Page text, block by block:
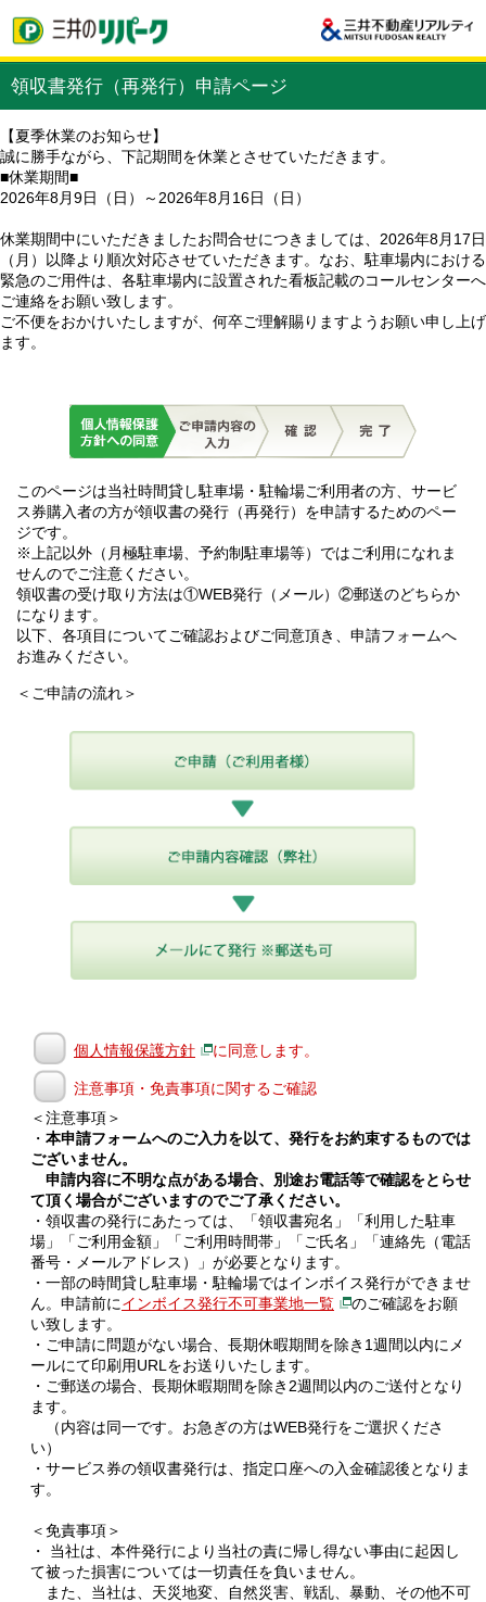
領収書発行（再発行）申請ページ
【夏季休業のお知らせ】
誠に勝手ながら、下記期間を休業とさせていただきます。
■休業期間■
2026年8月9日（日）～2026年8月16日（日）
休業期間中にいただきましたお問合せにつきましては、2026年8月17日
（月）以降より順次対応させていただきます。なお、駐車場内における
緊急のご用件は、各駐車場内に設置された看板記載のコールセンターへ
ご連絡をお願い致します。
ご不便をおかけいたしますが、何卒ご理解賜りますようお願い申し上げ
ます。
このページは当社時間貸し駐車場・駐輪場ご利用者の方、サービ
ス券購入者の方が領収書の発行（再発行）を申請するためのペー
ジです。
※上記以外（月極駐車場、予約制駐車場等）ではご利用になれま
せんのでご注意ください。
領収書の受け取り方法は①WEB発行（メール）②郵送のどちらか
になります。
以下、各項目についてご確認およびご同意頂き、申請フォームへ
お進みください。
＜ご申請の流れ＞
個人情報保護方針 に同意します。
注意事項・免責事項に関するご確認
＜注意事項＞
・ 本申請フォームへのご入力を以て、発行をお約束するものでは
ございません。
申請内容に不明な点がある場合、別途お電話等で確認をとらせ
て頂く場合がございますのでご了承ください。
・領収書の発行にあたっては、「領収書宛名」「利用した駐車
場」「ご利用金額」「ご利用時間帯」「ご氏名」「連絡先（電話
番号・メールアドレス）」が必要となります。
・一部の時間貸し駐車場・駐輪場ではインボイス発行ができませ
ん。申請前にインボイス発行不可事業地一覧
のご確認をお願
い致します。
・ご申請に問題がない場合、長期休暇期間を除き1週間以内にメ
ールにて印刷用URLをお送りいたします。
・ご郵送の場合、長期休暇期間を除き2週間以内のご送付となり
ます。
（内容は同一です。お急ぎの方はWEB発行をご選択くださ
い）
・サービス券の領収書発行は、指定口座への入金確認後となりま
す。
＜免責事項＞
・ 当社は、本件発行により当社の責に帰し得ない事由に起因し
て被った損害については一切責任を負いません。
また、当社は、天災地変、自然災害、戦乱、暴動、その他不可